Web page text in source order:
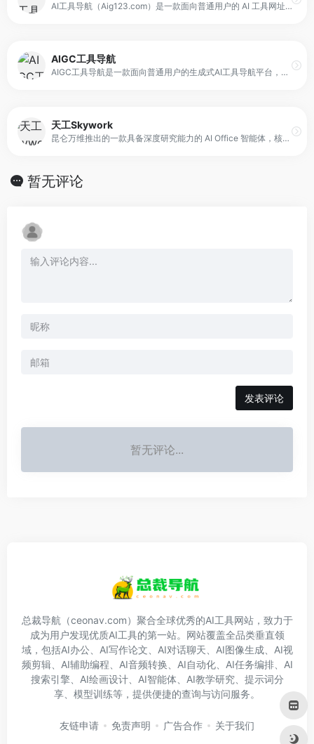
AI工具导航（Aig123.com）是一款面向普通用户的 AI 工具网址导航平台，已收录 3000+ 国内外热门 AI 工具网站，覆盖 AI 写作、AI 绘画、AI 聊天、AI 视频、AI 音乐、AI 游戏、AI 办公、AI 编程等多个领域。它的定位是“工具入口汇总与分类导航”，通过统一入口减少用户在不同网站间跳转的成本，并提供相关 AI 资讯与学习内容，帮助用户更快上手工具与理解应用场景。
AIGC工具导航
AIGC工具导航是一款面向普通用户的生成式AI工具导航平台，旨在汇聚全网AI工具并按功能进行系统化分类。它覆盖AI写作、AI绘画、AI视频、AI办公、AI数字人、AI设计、AI语音、AI音乐、AI论文、AI简历、AI智能体、文本转语音等多种类型，提供一站式入口，让用户在一个页面内就能浏览、筛选并找到需要的工具。
天工Skywork
昆仑万维推出的一款具备深度研究能力的 AI Office 智能体，核心特点是通过 3 个专家 agent 和 1 个通用 agent 协同工作，实现更系统的研究与内容生成。平台支持一键生成 AI 文档、AI PPT、AI 表格，适用于办公、学习、项目汇报等场景。天工Skywork融合先进的多模态理解与深度检索分析技术，一问即得科研级、专业级、咨询级的高质量结果，帮助你摆脱繁琐事务，显著提升效率。无论你是职场白领、科研人员、大学生、研究生，还是自媒体KOL，天工Skywork都将是你值得信赖的智能伙伴，助你专注思考、释放创造力。
暂无评论
发表评论
暂无评论...
总裁导航（ceonav.com）聚合全球优秀的AI工具网站，致力于
成为用户发现优质AI工具的第一站。网站覆盖全品类垂直领
域，包括AI办公、AI写作论文、AI对话聊天、AI图像生成、AI视
频剪辑、AI辅助编程、AI音频转换、AI自动化、AI任务编排、AI
搜索引擎、AI绘画设计、AI智能体、AI教学研究、提示词分
享、模型训练等，提供便捷的查询与访问服务。
友链申请 免责声明 广告合作 关于我们